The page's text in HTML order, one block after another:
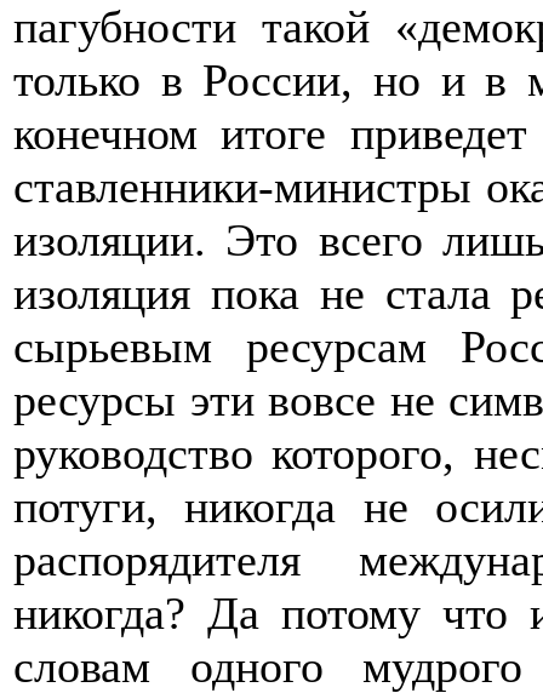
пагубности такой
только в России, но и
конечном итоге
ставленники-министры
изоляции. Это всего
изоляция пока не стала
сырьевым ресурсам
ресурсы эти вовсе не
руководство которого,
потуги, никогда не
распорядителя
никогда? Да потому что
словам одного